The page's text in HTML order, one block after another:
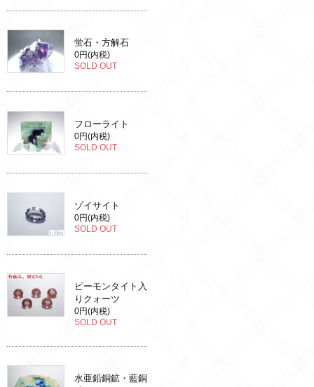
蛍石・方解石
0円(内税)
SOLD OUT
フローライト
0円(内税)
SOLD OUT
ゾイサイト
0円(内税)
SOLD OUT
ピーモンタイト入
りクォーツ
0円(内税)
SOLD OUT
水亜鉛銅鉱・藍銅